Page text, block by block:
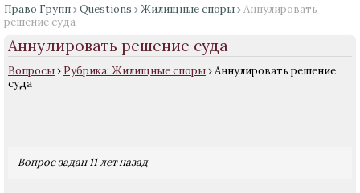
Право Групп Questions Жилищные споры
Аннулировать
решение суда
Аннулировать решение суда
Вопросы› Рубрика: Жилищные споры›Аннулировать решение
суда
Вопрос задан 11 лет назад